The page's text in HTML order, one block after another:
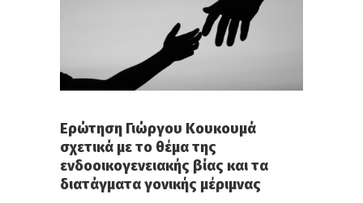
Ερώτηση Γιώργου Κουκουμά
σχετικά με το θέμα της
ενδοοικογενειακής βίας και τα
διατάγματα γονικής μέριμνας